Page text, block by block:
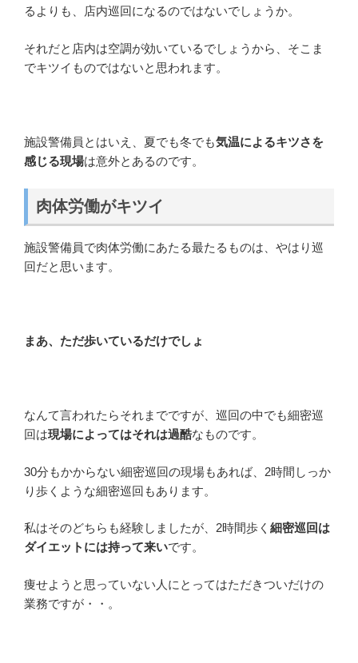
るよりも、店内巡回になるのではないでしょうか。
それだと店内は空調が効いているでしょうから、そこま
でキツイものではないと思われます。
施設警備員とはいえ、夏でも冬でも気温によるキツさを
感じる現場は意外とあるのです。
肉体労働がキツイ
施設警備員で肉体労働にあたる最たるものは、やはり巡
回だと思います。
まあ、ただ歩いているだけでしょ
なんて言われたらそれまでですが、巡回の中でも細密巡
回は現場によってはそれは過酷なものです。
30分もかからない細密巡回の現場もあれば、2時間しっか
り歩くような細密巡回もあります。
私はそのどちらも経験しましたが、2時間歩く 細密巡回は
ダイエットには持って来いです。
痩せようと思っていない人にとってはただきついだけの
業務ですが・・。